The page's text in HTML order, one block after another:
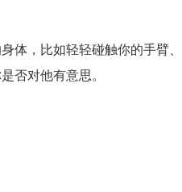
体，比如轻轻碰触你的手臂
否对他有意思。